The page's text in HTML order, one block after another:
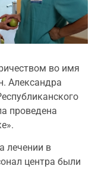
во имя
Александра
проведена
лечении в
центра были